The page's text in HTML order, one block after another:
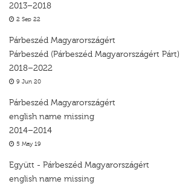
2013–2018
2 Sep 22
Párbeszéd Magyarországért
Párbeszéd (Párbeszéd Magyarországért Párt)
2018–2022
9 Jun 20
Párbeszéd Magyarországért
english name missing
2014–2014
5 May 19
Együtt - Párbeszéd Magyarországért
english name missing